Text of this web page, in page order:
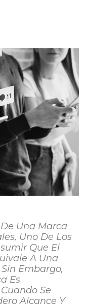
Una Marca
Uno De Los
Que El
A Una
Embargo,
Es
Se
Alcance Y